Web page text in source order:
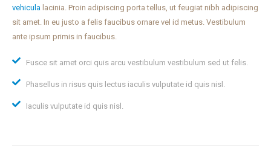
vehicula lacinia. Proin adipiscing porta tellus, ut feugiat nibh adipiscing
sit amet. In eu justo a felis faucibus ornare vel id metus. Vestibulum
ante ipsum primis in faucibus.
Fusce sit amet orci quis arcu vestibulum vestibulum sed ut felis.
Phasellus in risus quis lectus iaculis vulputate id quis nisl.
Iaculis vulputate id quis nisl.